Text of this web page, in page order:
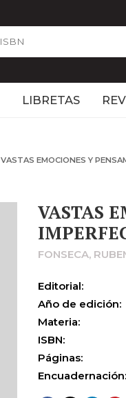
LIBRETAS
VASTAS EMOCIONES Y
VASTAS
FONSECA,
Editorial:
Año de edición:
Materia:
ISBN:
Páginas:
Encuadernación: